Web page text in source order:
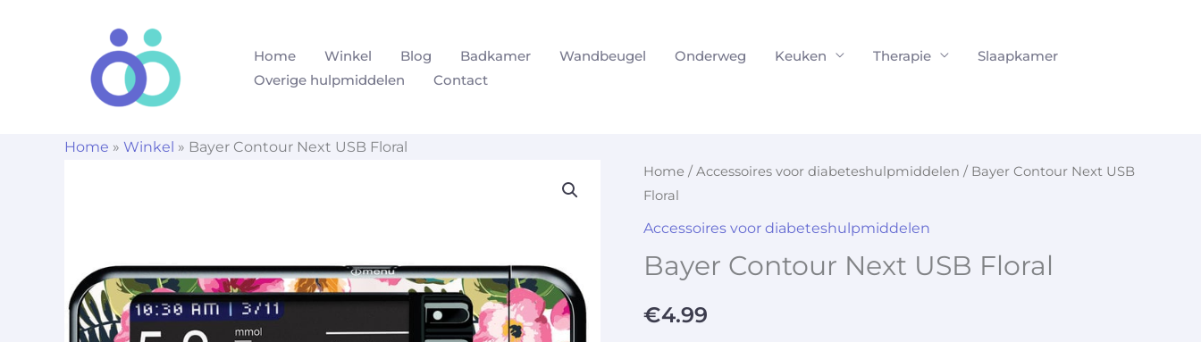
Home Winkel Blog Badkamer Wandbeugel Onderweg Keuken Therapie
Slaapkamer
Overige hulpmiddelen
Contact
Home » Winkel » Bayer Contour Next USB Floral
Home / Accessoires voor diabeteshulpmiddelen / Bayer Contour Next USB
Floral
Accessoires voor diabeteshulpmiddelen
Bayer Contour Next USB Floral
€4.99